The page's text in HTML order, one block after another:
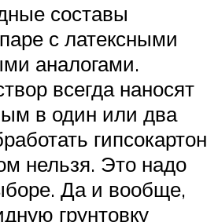
составы
с латексными
аналогами.
всегда наносят
в один или два
гипсокартон
нельзя. Это надо
Да и вообще,
грунтовку